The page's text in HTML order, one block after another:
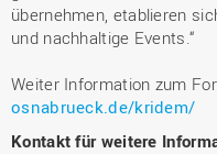
übernehmen, etablieren
und nachhaltige Events.“
Weiter Information zum
osnabrueck.de/kridem/
Kontakt für weitere